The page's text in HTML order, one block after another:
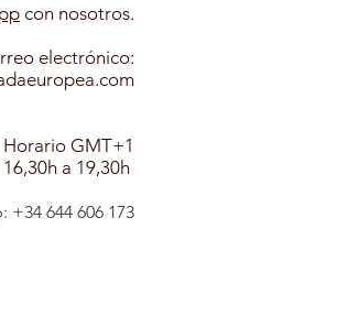
con nosotros.
electrónico:
Horario GMT+1
a 19,30h
+34 644 606 173